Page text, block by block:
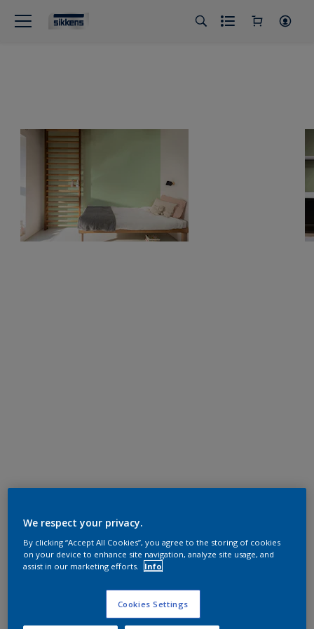
We respect your privacy.
By clicking “Accept All Cookies”, you agree to the storing of cookies
on your device to enhance site navigation, analyze site usage, and
assist in our marketing efforts.
Info
Cookies Settings